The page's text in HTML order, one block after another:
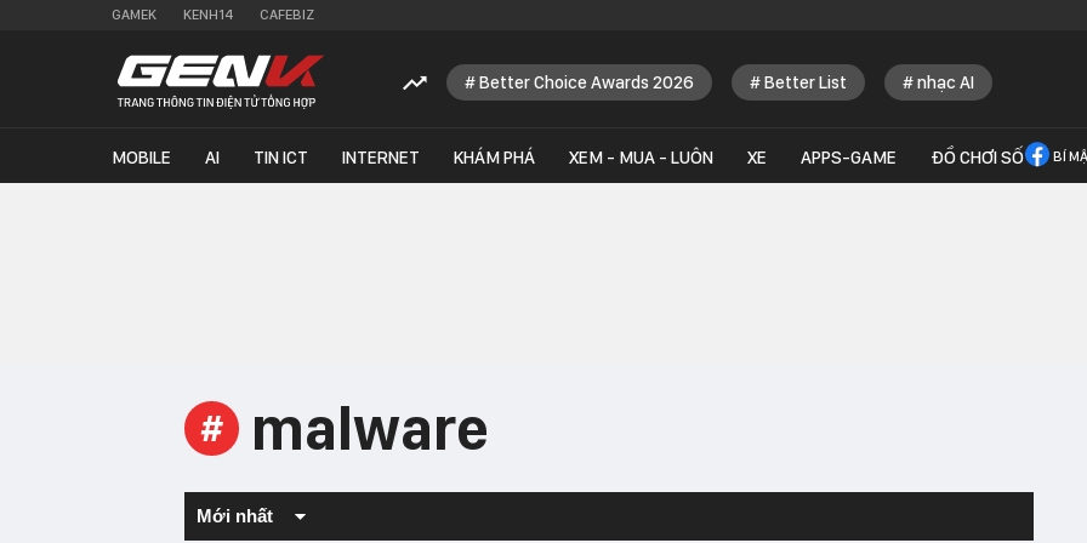
GAMEK KENH14 CAFEBIZ
Better Choice Awards 2026 Better List nhạc AI
MOBILE AI TIN ICT INTERNET KHÁM PHÁ XEM - MUA - LUÔN XE APPS-GAME ĐỒ CHƠI SỐ BÍ
# malware
Mới nhất